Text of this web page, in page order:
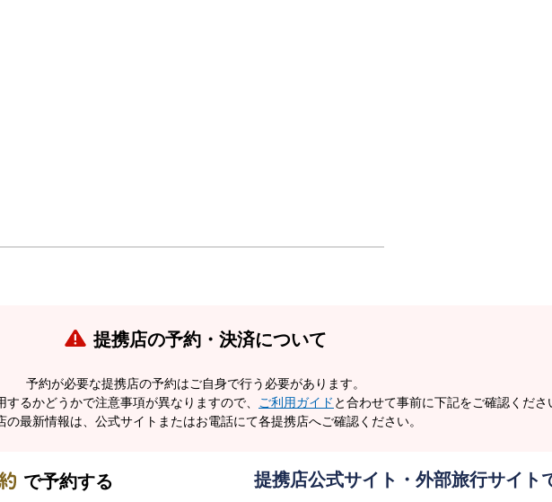
提携店の予約・決済について
予約が必要な提携店の予約はご自身で行う必要があります。
するかどうかで注意事項が異なりますので、
ご利用ガイド と合わせて事前に下記をご確認くださ
の最新情報は、公式サイトまたはお電話にて各提携店へご確認ください。
で予約する 提携店公式サイト・外部旅行サイト